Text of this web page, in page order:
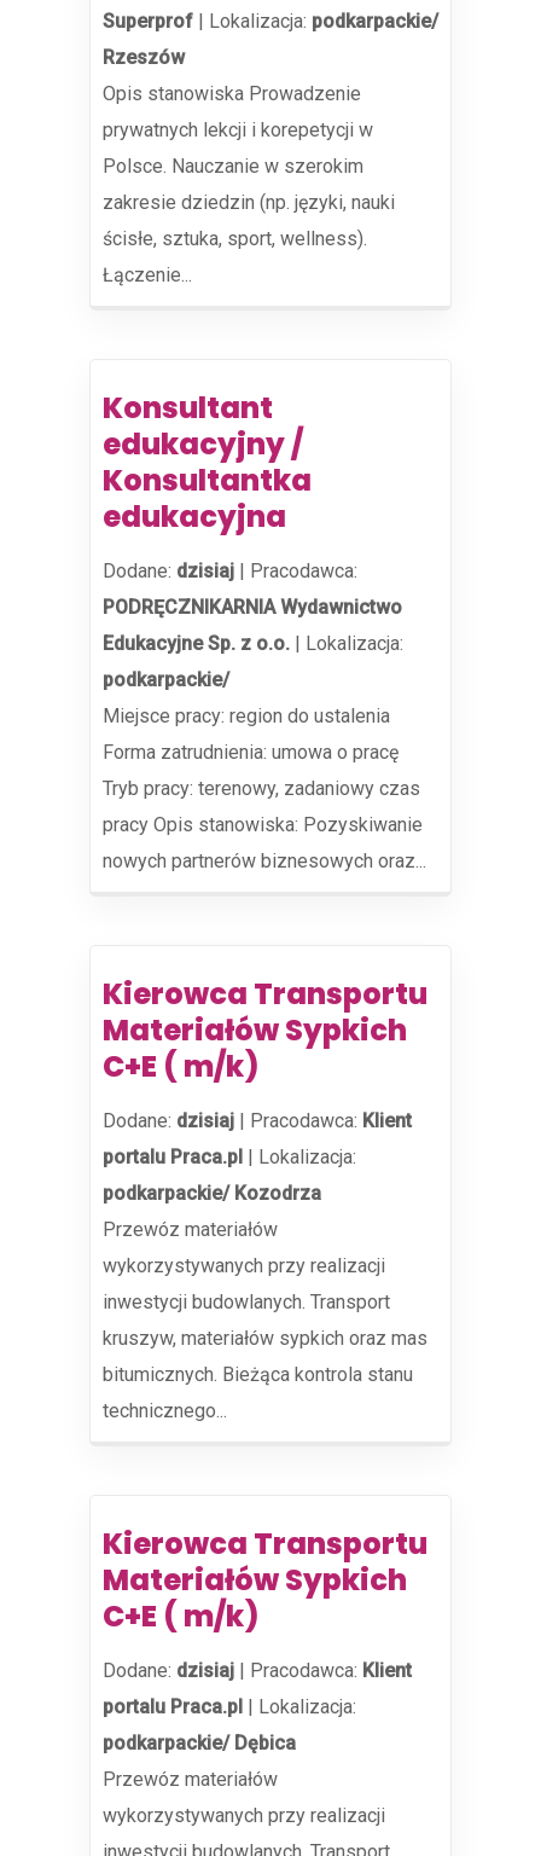
Superprof | Lokalizacja: podkarpackie/
Rzeszów
Opis stanowiska Prowadzenie
prywatnych lekcji i korepetycji w
Polsce. Nauczanie w szerokim
zakresie dziedzin (np. języki, nauki
ścisłe, sztuka, sport, wellness).
Łączenie...
Konsultant
edukacyjny /
Konsultantka
edukacyjna
Dodane: dzisiaj | Pracodawca:
PODRĘCZNIKARNIA Wydawnictwo
Edukacyjne Sp. z o.o. | Lokalizacja:
podkarpackie/
Miejsce pracy: region do ustalenia
Forma zatrudnienia: umowa o pracę
Tryb pracy: terenowy, zadaniowy czas
pracy Opis stanowiska: Pozyskiwanie
nowych partnerów biznesowych oraz...
Kierowca Transportu
Materiałów Sypkich
C+E ( m/k)
Dodane: dzisiaj | Pracodawca: Klient
portalu Praca.pl | Lokalizacja:
podkarpackie/ Kozodrza
Przewóz materiałów
wykorzystywanych przy realizacji
inwestycji budowlanych. Transport
kruszyw, materiałów sypkich oraz mas
bitumicznych. Bieżąca kontrola stanu
technicznego...
Kierowca Transportu
Materiałów Sypkich
C+E ( m/k)
Dodane: dzisiaj | Pracodawca: Klient
portalu Praca.pl | Lokalizacja:
podkarpackie/ Dębica
Przewóz materiałów
wykorzystywanych przy realizacji